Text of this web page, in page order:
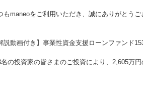
もmaneoをご利用いただき、誠にありがとうご
説動画付き】事業性資金支援ローンファンド
名の投資家の皆さまのご投資により、2,605万